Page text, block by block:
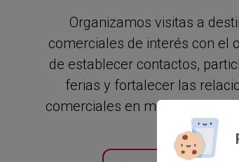
Organizamos visitas a
comerciales de interés con el
de establecer contactos,
ferias y fortalecer las
comerciales en mercados